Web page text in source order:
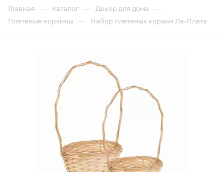
Главная — Каталог — Декор для дома —
Плетеные корзины — Набор плетеных корзин Ла-Плата